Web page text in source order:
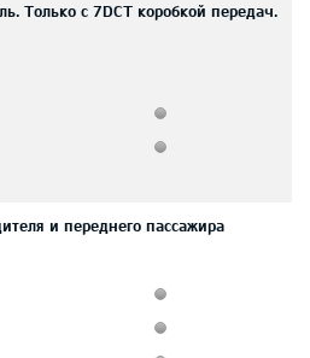
Только с 7DCT коробкой передач.
и переднего пассажира